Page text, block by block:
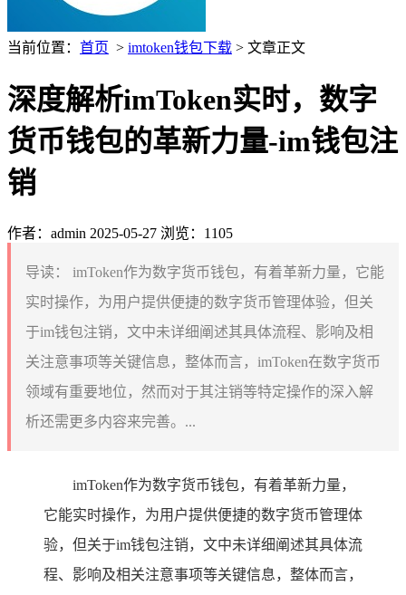
当前位置： 首页 > imtoken钱包下载 > 文章正文
深度解析imToken实时，数字
货币钱包的革新力量-im钱包注
销
作者：admin 2025-05-27 浏览：1105
导读：
imToken作为数字货币钱包，有着革新力量，它能
实时操作，为用户提供便捷的数字货币管理体验，但关
于im钱包注销，文中未详细阐述其具体流程、影响及相
关注意事项等关键信息，整体而言，imToken在数字货币
领域有重要地位，然而对于其注销等特定操作的深入解
析还需更多内容来完善。...
imToken作为数字货币钱包，有着革新力量，
它能实时操作，为用户提供便捷的数字货币管理体
验，但关于im钱包注销，文中未详细阐述其具体流
程、影响及相关注意事项等关键信息，整体而言，